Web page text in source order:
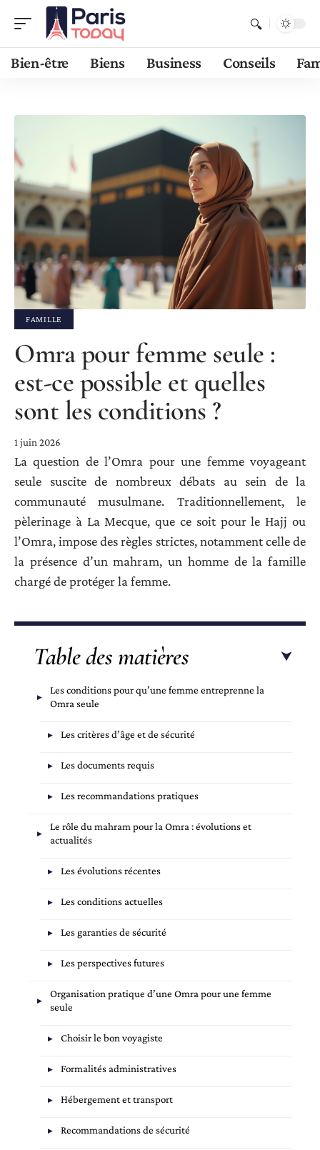
Bien-être Biens Business Conseils
FAMILLE
Omra pour femme seule :
est-ce possible et quelles
sont les conditions ?
1 juin 2026
La question de l’Omra pour une femme voyageant
seule suscite de nombreux débats au sein de la
communauté musulmane. Traditionnellement, le
pèlerinage à La Mecque, que ce soit pour le Hajj ou
l’Omra, impose des règles strictes, notamment celle de
la présence d’un mahram, un homme de la famille
chargé de protéger la femme.
Table des matières
Les conditions pour qu’une femme entreprenne la
Omra seule
Les critères d’âge et de sécurité
Les documents requis
Les recommandations pratiques
Le rôle du mahram pour la Omra : évolutions et
actualités
Les évolutions récentes
Les conditions actuelles
Les garanties de sécurité
Les perspectives futures
Organisation pratique d’une Omra pour une femme
seule
Choisir le bon voyagiste
Formalités administratives
Hébergement et transport
Recommandations de sécurité